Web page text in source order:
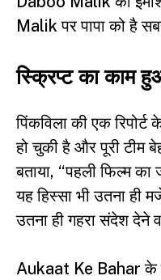
Malik पर पापा को है
स्क्रिप्ट का काम
पिंकविला की एक
हो चुकी है और पूरी टीम
बताया, “पहली फिल्म
यह हिस्सा भी उतना ही
उतना ही गहरा संदेश देने
Aukaat Ke Bahar के